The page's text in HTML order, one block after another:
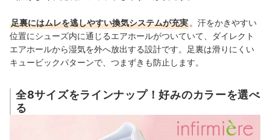
足裏にはムレを逃しやすい換気システムが充実 。汗をかきやすい
位置にシューズ内に通じるエアホールがついていて、ダイレクト
エアホールから湿気を外へ放出する設計です。足裏は滑りにくい
キュービックパターンで、つまずきも防止します。
全8サイズをラインナップ！好みのカラーを選べ
る